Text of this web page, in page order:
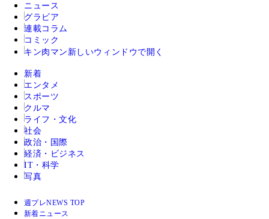
ニュース
グラビア
連載コラム
コミック
キン肉マン 新しいウィンドウで開く
新着
エンタメ
スポーツ
クルマ
ライフ・文化
社会
政治・国際
経済・ビジネス
IT・科学
写真
週プレNEWS TOP
新着ニュース